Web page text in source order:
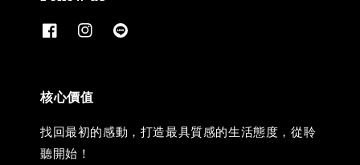
核心價值
找回最初的感動，打造最具質感的生活態度，從聆
聽開始！